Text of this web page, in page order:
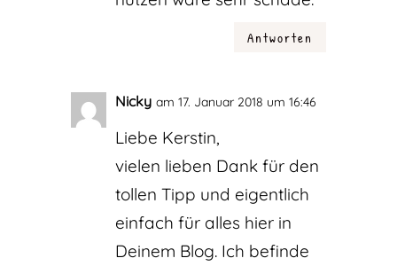
Antworten
Nicky am 17. Januar 2018 um 16:46
Liebe Kerstin,
vielen lieben Dank für den
tollen Tipp und eigentlich
einfach für alles hier in
Deinem Blog. Ich befinde